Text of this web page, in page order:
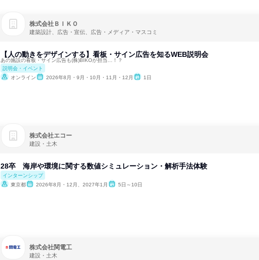
株式会社ＢＩＫＯ
建築設計、広告・宣伝、広告・メディア・マスコミ
【人の動きをデザインする】看板・サイン広告を知るWEB説明会
あの施設の看板・サイン広告も(株)BIKOが担当…！？
説明会・イベント
オンライン
2026年8月・9月・10月・11月・12月 1日
株式会社エコー
建設・土木
28卒 海岸や環境に関する数値シミュレーション・解析手法体験
インターンシップ
東京都
2026年8月・12月、2027年1月 5日～10日
株式会社関電工
建設・土木